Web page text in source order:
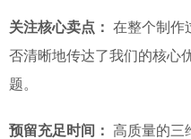
关注核心卖点： 在整个制作
否清晰地传达了我们的核心
题。
预留充足时间： 高质量的三